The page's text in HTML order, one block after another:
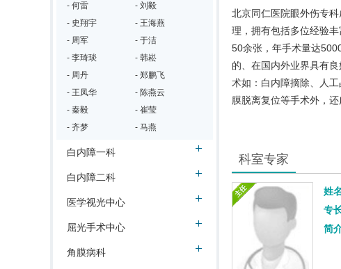
北京同仁医院眼外伤专
理，拥有包括多位经验
50余张，年手术量达
的、在国内外业界具有
术如：白内障摘除、人
膜脱离复位等手术外，还
科室专家
姓
专
简
- 何雷
- 刘毅
- 史翔宇
- 王海燕
- 周军
- 于洁
- 李琦琰
- 韩崧
- 周丹
- 郑鹏飞
- 王凤华
- 陈燕云
- 秦毅
- 崔莹
- 齐梦
- 马燕
白内障一科
白内障二科
医学视光中心
屈光手术中心
角膜病科